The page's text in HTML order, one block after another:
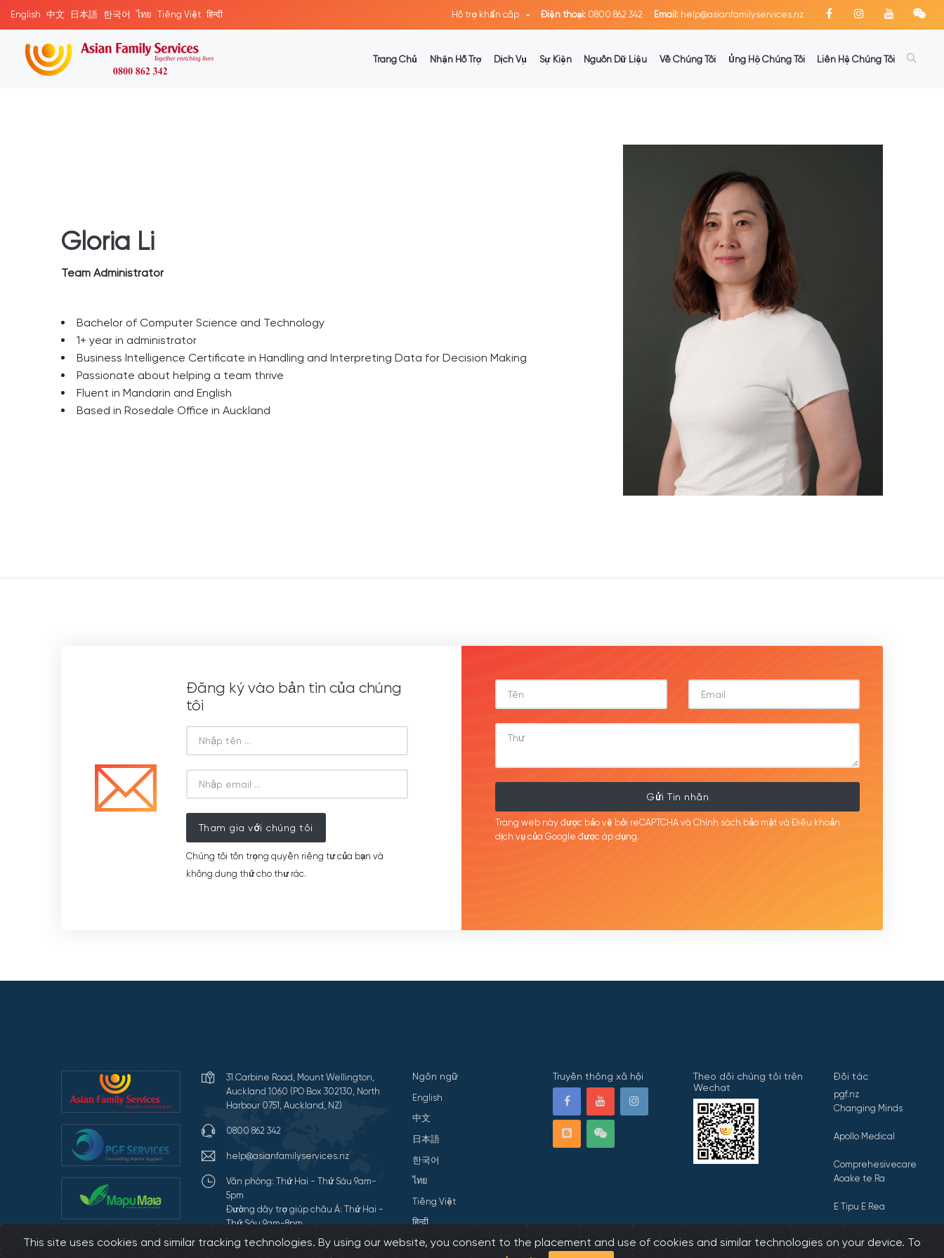
English 中文 日本語 한국어 ไทย Tiếng Việt हिन्दी Hỗ trợ khẩn cấp Điện thoại: 0800 862 342 Email: help@asianfamilyservices.nz
Trang Chủ Nhận Hỗ Trợ Dịch Vụ Sự Kiện Nguồn Dữ Liệu Về Chúng Tôi Ủng Hộ Chúng Tôi Liên Hệ Chúng Tôi
Gloria Li
Team Administrator
Bachelor of Computer Science and Technology
1+ year in administrator
Business Intelligence Certificate in Handling and Interpreting Data for Decision Making
Passionate about helping a team thrive
Fluent in Mandarin and English
Based in Rosedale Office in Auckland
Đăng ký vào bản tin của chúng
tôi
Tham gia với chúng tôi
Chúng tôi tôn trọng quyền riêng tư của bạn và
không dung thứ cho thư rác.
Gửi Tin nhắn
Trang web này được bảo vệ bởi reCAPTCHA và Chính sách bảo mật và Điều khoản
dịch vụ của Google được áp dụng.
Ngôn ngữ
English
中文
日本語
한국어
ไทย
Tiếng Việt
हिन्दी
Truyền thông xã hội
Theo dõi chúng tôi trên
Wechat
31 Carbine Road, Mount Wellington,
Auckland 1060 (PO Box 302130, North
Harbour 0751, Auckland, NZ)
0800 862 342
help@asianfamilyservices.nz
Văn phòng: Thứ Hai - Thứ Sáu 9am-
5pm
Đường dây trợ giúp châu Á: Thứ Hai -
Thứ Sáu 9am-8pm
Terms of Use and Privacy Statement
Đối tác
pgf.nz
Changing Minds
Apollo Medical
Comprehesivecare
Aoake te Ra
E Tipu E Rea
This site uses cookies and similar tracking technologies. By using our website, you consent to the placement and use of cookies and similar technologies on your device. To